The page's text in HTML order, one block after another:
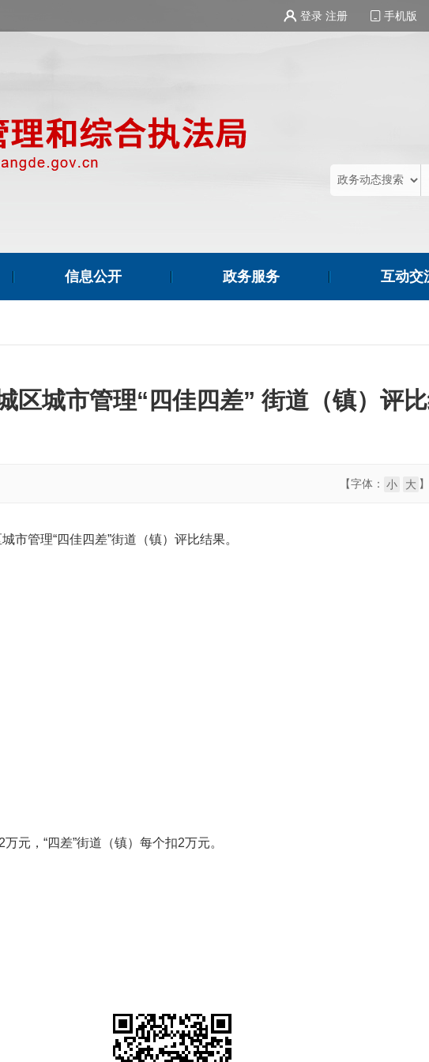
登录 注册 手机版
信息公开 政务服务 互动交
区城市管理“四佳四差” 街道（镇）评
【字体： 小 大 】
市管理“四佳四差”街道（镇）评比结果。
元，“四差”街道（镇）每个扣2万元。